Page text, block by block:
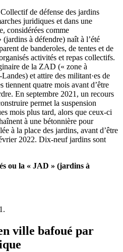
de défense des jardins
juridiques et dans une
considérées comme
à défendre) naît à l’été
de banderoles, de tentes et de
activités et repas collectifs.
de la ZAD (« zone à
et attire des militant·es de
tiennent quatre mois avant d’être
En septembre 2021, un recours
permet la suspension
mois plus tard, alors que ceux-ci
à une bétonnière pour
à la place des jardins, avant d’être
2022. Dix-neuf jardins sont
ou la « JAD » (jardins à
ville bafoué par